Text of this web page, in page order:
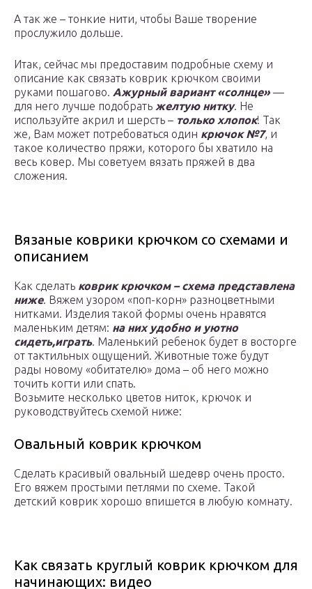
А так же – тонкие нити, чтобы Ваше творение
прослужило дольше.
Итак, сейчас мы предоставим подробные схему и
описание как связать коврик крючком своими
руками пошагово. Ажурный вариант «солнце»—
для него лучше подобрать желтую нитку. Не
используйте акрил и шерсть – только хлопок! Так
же, Вам может потребоваться один крючок №7, и
такое количество пряжи, которого бы хватило на
весь ковер. Мы советуем вязать пряжей в два
сложения.
Вязаные коврики крючком со схемами и
описанием
Как сделать коврик крючком – схема представлена
ниже. Вяжем узором «поп-корн» разноцветными
нитками. Изделия такой формы очень нравятся
маленьким детям: на них удобно и уютно
сидеть,играть. Маленький ребенок будет в восторге
от тактильных ощущений. Животные тоже будут
рады новому «обитателю» дома – об него можно
точить когти или спать.
Возьмите несколько цветов ниток, крючок и
руководствуйтесь схемой ниже:
Овальный коврик крючком
Сделать красивый овальный шедевр очень просто.
Его вяжем простыми петлями по схеме. Такой
детский коврик хорошо впишется в любую комнату.
Как связать круглый коврик крючком для
начинающих: видео